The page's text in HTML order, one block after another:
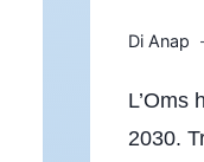
Di Anap
L’Oms
2030.